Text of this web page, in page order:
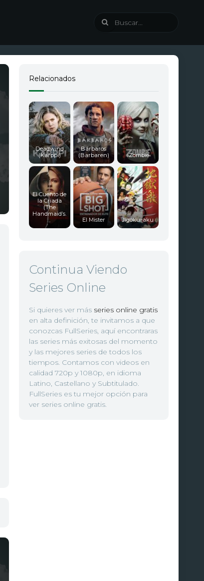
Relacionados
Deadwind
(Karppi)
Bárbaros
(Barbaren)
iZombie
El Cuento de
la Criada
(The
Handmaid’s.
..
El Mister Jigokuraku
Continua Viendo
Series Online
Si quieres ver más series online gratis
en alta definición, te invitamos a que
conozcas FullSeries, aquí encontraras
las series más exitosas del momento
y las mejores series de todos los
tiempos. Contamos con videos en
calidad 720p y 1080p, en idioma
Latino, Castellano y Subtitulado.
FullSeries es tu mejor opción para
ver series online gratis.